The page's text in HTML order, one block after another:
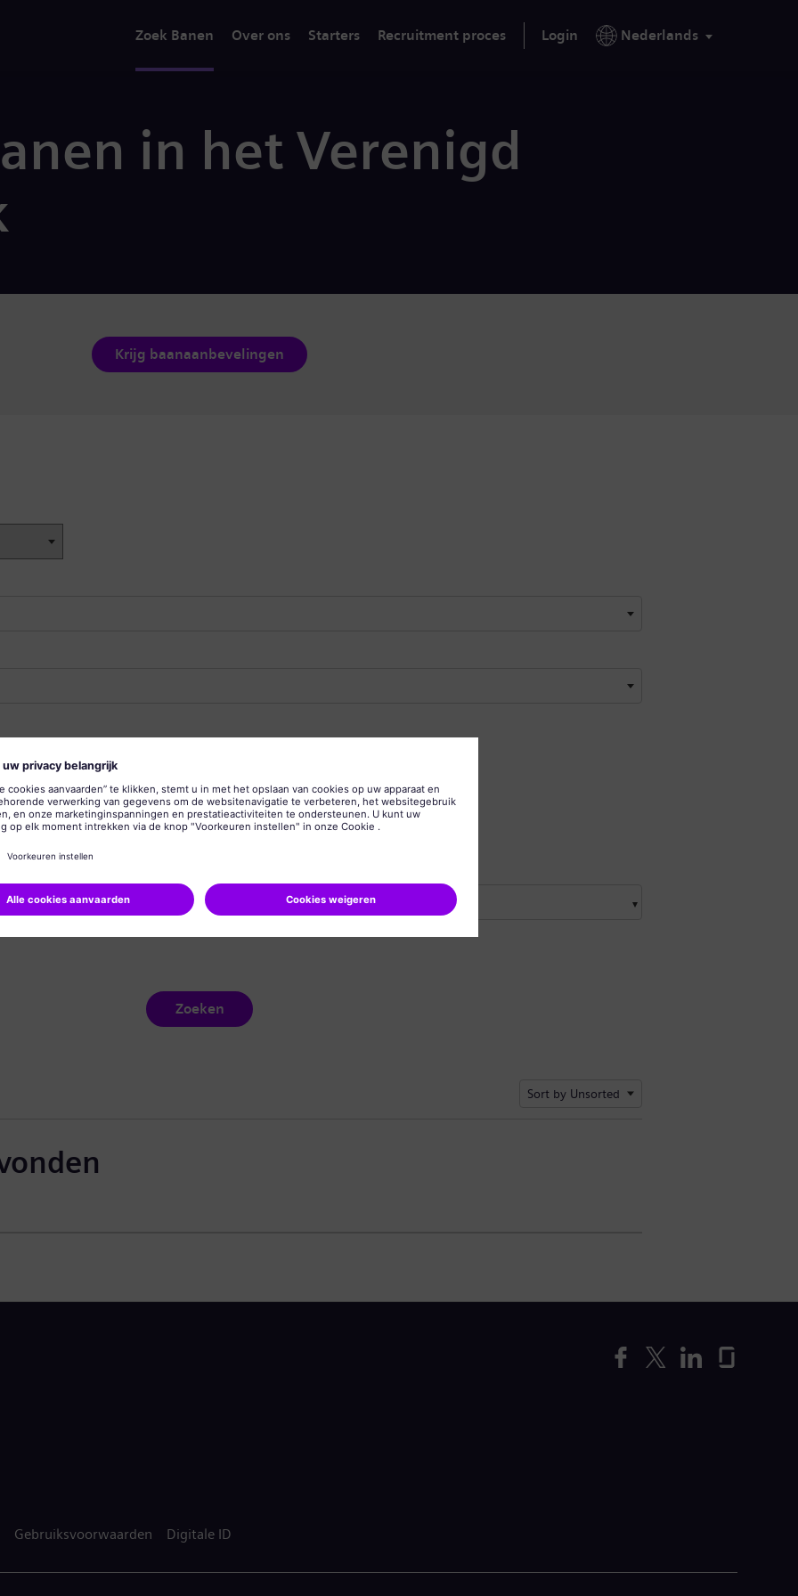
Zoek Banen Over ons Starters Recruitment proces Login Nederlands
in het Verenigd
Krijg baanaanbevelingen
Zoeken
Sort by Unsorted
Gebruiksvoorwaarden Digitale ID